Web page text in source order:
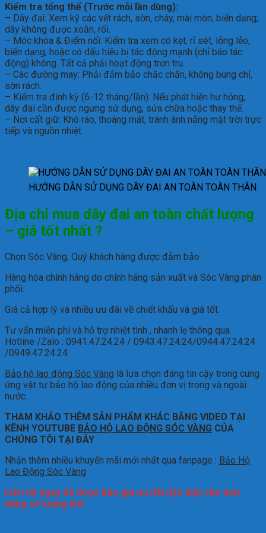
Kiểm tra tổng thể (Trước mỗi lần dùng):
– Dây đai: Xem kỹ các vết rách, sờn, cháy, mài mòn, biến dạng;
dây không được xoắn, rối.
– Móc khóa & Điểm nối: Kiểm tra xem có kẹt, rỉ sét, lỏng lẻo,
biến dạng, hoặc có dấu hiệu bị tác động mạnh (chỉ báo tác
động) không. Tất cả phải hoạt động trơn tru.
– Các đường may: Phải đảm bảo chắc chắn, không bung chỉ,
sờn rách.
– Kiểm tra định kỳ (6-12 tháng/lần): Nếu phát hiện hư hỏng,
dây đai cần được ngưng sử dụng, sửa chữa hoặc thay thế.
– Nơi cất giữ: Khô ráo, thoáng mát, tránh ánh nắng mặt trời trực
tiếp và nguồn nhiệt.
HƯỚNG DẪN SỬ DỤNG DÂY ĐAI AN TOÀN TOÀN THÂN
Địa chỉ mua dây đai an toàn chất lượng
– giá tốt nhất ?
Chọn Sóc Vàng, Quý khách hàng được đảm bảo :
Hàng hóa chính hãng do chính hãng sản xuất và Sóc Vàng phân
phối.
Giá cả hợp lý và nhiều ưu đãi về chiết khấu và giá tốt.
Tư vấn miễn phí và hỗ trợ nhiệt tình , nhanh lẹ thông qua
Hotline /Zalo : 0941.47.24.24 / 0943.47.24.24/0944.47.24.24
/0949.47.24.24
Bảo hộ lao động Sóc Vàng là lựa chọn đáng tin cậy trong cung
ứng vật tư bảo hộ lao động của nhiều đơn vị trong và ngoài
nước.
THAM KHẢO THÊM SẢN PHẨM KHÁC BẰNG VIDEO TẠI
KÊNH YOUTUBE BẢO HỘ LAO ĐỘNG SÓC VÀNG CỦA
CHÚNG TÔI TẠI ĐÂY
Nhận thêm nhiều khuyến mãi mới nhất qua fanpage : Bảo Hộ
Lao Động Sóc Vàng
Liên hệ ngay để được báo giá ưu đãi đặc biệt cho đơn
hàng số lượng lớn!